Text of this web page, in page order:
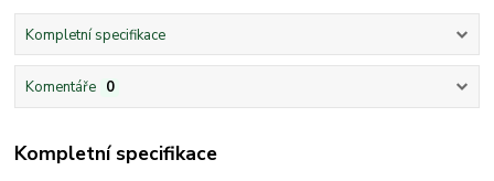
Kompletní specifikace
Komentáře 0
Kompletní specifikace